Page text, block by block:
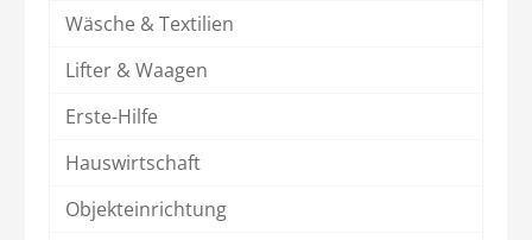
Wäsche & Textilien
Lifter & Waagen
Erste-Hilfe
Hauswirtschaft
Objekteinrichtung